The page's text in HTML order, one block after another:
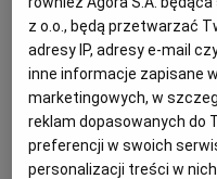
Magazyny
Wyborcza.biz
BIQdata
Archiwum
inne miasta. Koszt tej
ale jej brak
Także w sensie
dowodem jest
To tylko fragment
poniżej.
z o.o., będą przetwarzać
adresy IP, adresy e-mail
inne informacje zapisane
marketingowych, w
reklam dopasowanych do
preferencji w swoich
personalizacji treści w